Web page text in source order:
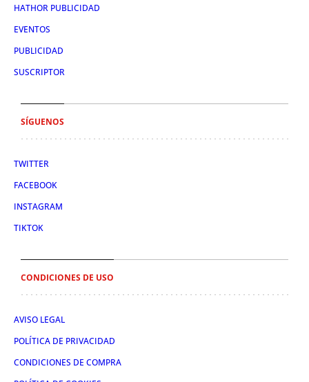
HATHOR PUBLICIDAD
EVENTOS
PUBLICIDAD
SUSCRIPTOR
SÍGUENOS
TWITTER
FACEBOOK
INSTAGRAM
TIKTOK
CONDICIONES DE USO
AVISO LEGAL
POLÍTICA DE PRIVACIDAD
CONDICIONES DE COMPRA